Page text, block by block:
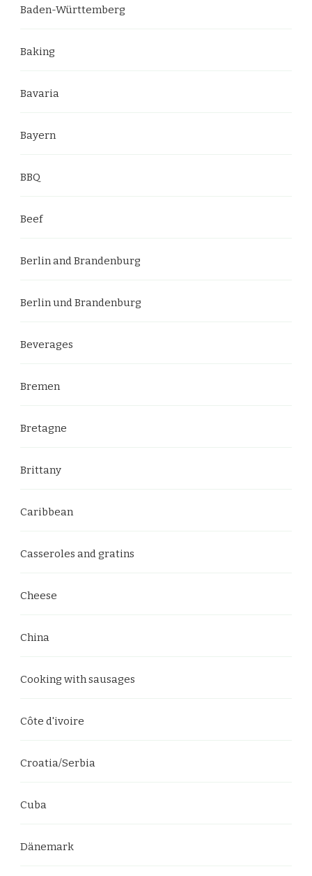
Baden-Württemberg
Baking
Bavaria
Bayern
BBQ
Beef
Berlin and Brandenburg
Berlin und Brandenburg
Beverages
Bremen
Bretagne
Brittany
Caribbean
Casseroles and gratins
Cheese
China
Cooking with sausages
Côte d'ivoire
Croatia/Serbia
Cuba
Dänemark